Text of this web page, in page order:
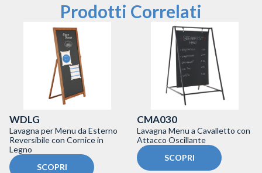
Prodotti Correlati
WDLG
Lavagna per Menu da Esterno
Reversibile con Cornice in
Legno
SCOPRI
CMA030
Lavagna Menu a Cavalletto con
Attacco Oscillante
SCOPRI